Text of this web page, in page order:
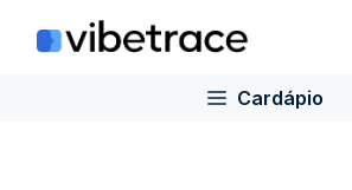
para
Cardápio